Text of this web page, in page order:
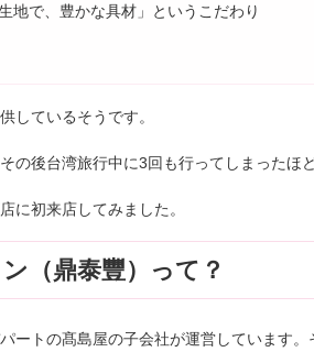
地で、豊かな具材」というこだわり
しているそうです。
の後台湾旅行中に3回も行ってしまったほど
に初来店してみました。
（鼎泰豐）って？
ートの髙島屋の子会社が運営しています